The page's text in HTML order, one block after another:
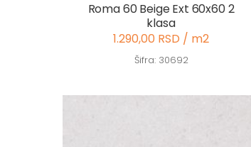
Roma 60 Beige Ext 60x60 2
klasa
1.290,00 RSD / m2
Šifra: 30692